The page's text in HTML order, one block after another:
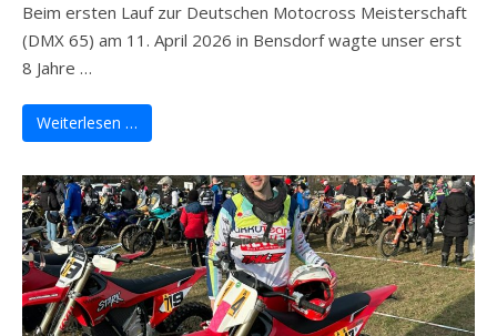
Beim ersten Lauf zur Deutschen Motocross Meisterschaft
(DMX 65) am 11. April 2026 in Bensdorf wagte unser erst
8 Jahre …
Weiterlesen …